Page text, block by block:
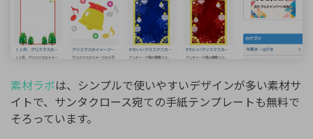
素材ラボは、シンプルで使いやすいデザインが多い素材サ
イトで、サンタクロース宛ての手紙テンプレートも無料で
そろっています。